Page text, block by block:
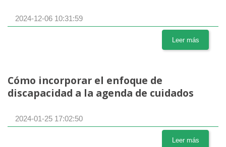
2024-12-06 10:31:59
Leer más
Cómo incorporar el enfoque de
discapacidad a la agenda de cuidados
2024-01-25 17:02:50
Leer más